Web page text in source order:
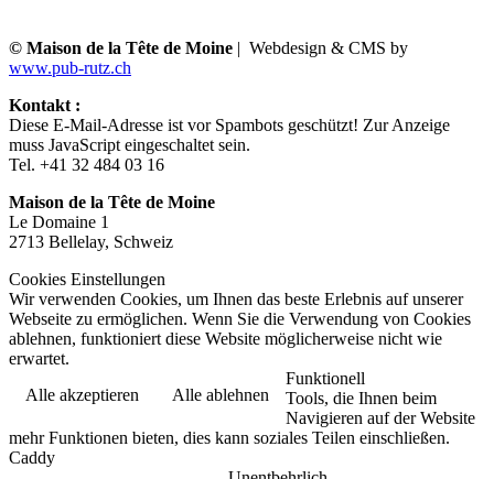
© Maison de la Tête de Moine | Webdesign & CMS by
www.pub-rutz.ch
Kontakt :
Diese E-Mail-Adresse ist vor Spambots geschützt! Zur Anzeige
muss JavaScript eingeschaltet sein.
Tel. +41 32 484 03 16
Maison de la Tête de Moine
Le Domaine 1
2713 Bellelay, Schweiz
Cookies Einstellungen
Wir verwenden Cookies, um Ihnen das beste Erlebnis auf unserer
Webseite zu ermöglichen. Wenn Sie die Verwendung von Cookies
ablehnen, funktioniert diese Website möglicherweise nicht wie
erwartet.
Alle akzeptieren
Alle ablehnen
Funktionell
Tools, die Ihnen beim
Navigieren auf der Website
mehr Funktionen bieten, dies kann soziales Teilen einschließen.
Caddy